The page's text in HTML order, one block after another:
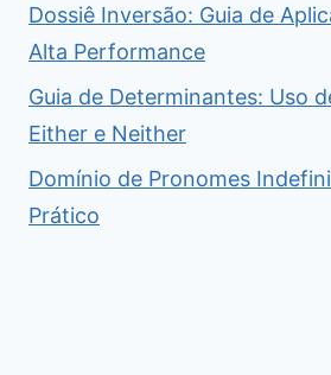
Dossiê Inversão: Guia de
Alta Performance
Guia de Determinantes: Uso
Either e Neither
Domínio de Pronomes
Prático